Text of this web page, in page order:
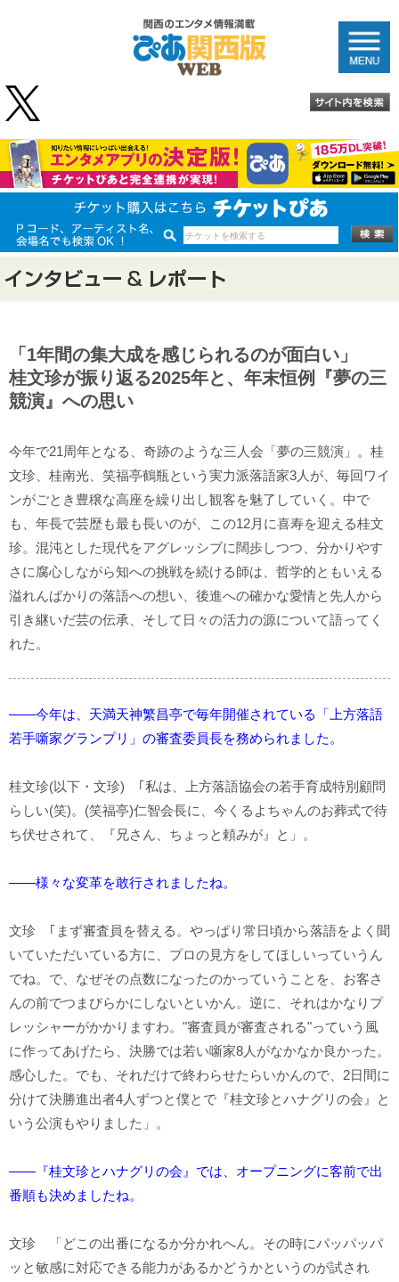
「1年間の集大成を感じられるのが面白い」
桂文珍が振り返る2025年と、年末恒例『夢の三
競演』への思い
今年で21周年となる、奇跡のような三人会「夢の三競演」。桂
文珍、桂南光、笑福亭鶴瓶という実力派落語家3人が、毎回ワイ
ンがごとき豊穣な高座を繰り出し観客を魅了していく。中で
も、年長で芸歴も最も長いのが、この12月に喜寿を迎える桂文
珍。混沌とした現代をアグレッシブに闊歩しつつ、分かりやす
さに腐心しながら知への挑戦を続ける師は、哲学的ともいえる
溢れんばかりの落語への想い、後進への確かな愛情と先人から
引き継いだ芸の伝承、そして日々の活力の源について語ってく
れた。
――今年は、天満天神繁昌亭で毎年開催されている「上方落語
若手噺家グランプリ」の審査委員長を務められました。
桂文珍(以下・文珍) ｢私は、上方落語協会の若手育成特別顧問
らしい(笑)。(笑福亭)仁智会長に、今くるよちゃんのお葬式で待
ち伏せされて、『兄さん、ちょっと頼みが』と」。
――様々な変革を敢行されましたね。
文珍 ｢まず審査員を替える。やっぱり常日頃から落語をよく聞
いていただいている方に、プロの見方をしてほしいっていうん
でね。で、なぜその点数になったのかっていうことを、お客さ
んの前でつまびらかにしないといかん。逆に、それはかなりプ
レッシャーがかかりますわ。"審査員が審査される"っていう風
に作ってあげたら、決勝では若い噺家8人がなかなか良かった。
感心した。でも、それだけで終わらせたらいかんので、2日間に
分けて決勝進出者4人ずつと僕とで『桂文珍とハナグリの会』と
いう公演もやりました」。
――『桂文珍とハナグリの会』では、オープニングに客前で出
番順も決めましたね。
文珍 「どこの出番になるか分かれへん。その時にパッパッパ
ッと敏感に対応できる能力があるかどうかというのが試され